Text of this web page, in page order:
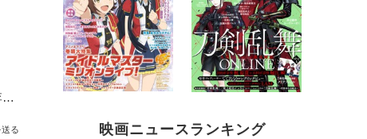
【インタビュー】引坂理絵、美⼭加恋、⾼橋李依 3世代プリキュアが集結！ 『映画プリキュアスーパースターズ！』プリキュアの現場はアフレコ以外も気が抜けない！？
る 映画ニュースランキング